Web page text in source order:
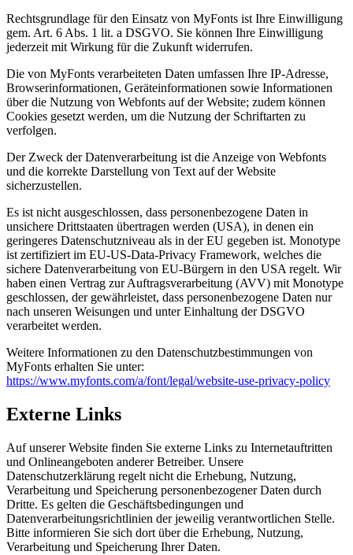
Rechtsgrundlage für den Einsatz von MyFonts ist Ihre Einwilligung
gem. Art. 6 Abs. 1 lit. a DSGVO. Sie können Ihre Einwilligung
jederzeit mit Wirkung für die Zukunft widerrufen.
Die von MyFonts verarbeiteten Daten umfassen Ihre IP-Adresse,
Browserinformationen, Geräteinformationen sowie Informationen
über die Nutzung von Webfonts auf der Website; zudem können
Cookies gesetzt werden, um die Nutzung der Schriftarten zu
verfolgen.
Der Zweck der Datenverarbeitung ist die Anzeige von Webfonts
und die korrekte Darstellung von Text auf der Website
sicherzustellen.
Es ist nicht ausgeschlossen, dass personenbezogene Daten in
unsichere Drittstaaten übertragen werden (USA), in denen ein
geringeres Datenschutzniveau als in der EU gegeben ist. Monotype
ist zertifiziert im EU-US-Data-Privacy Framework, welches die
sichere Datenverarbeitung von EU-Bürgern in den USA regelt. Wir
haben einen Vertrag zur Auftragsverarbeitung (AVV) mit Monotype
geschlossen, der gewährleistet, dass personenbezogene Daten nur
nach unseren Weisungen und unter Einhaltung der DSGVO
verarbeitet werden.
Weitere Informationen zu den Datenschutzbestimmungen von
MyFonts erhalten Sie unter:
https://www.myfonts.com/a/font/legal/website-use-privacy-policy
Externe Links
Auf unserer Website finden Sie externe Links zu Internetauftritten
und Onlineangeboten anderer Betreiber. Unsere
Datenschutzerklärung regelt nicht die Erhebung, Nutzung,
Verarbeitung und Speicherung personenbezogener Daten durch
Dritte. Es gelten die Geschäftsbedingungen und
Datenverarbeitungsrichtlinien der jeweilig verantwortlichen Stelle.
Bitte informieren Sie sich dort über die Erhebung, Nutzung,
Verarbeitung und Speicherung Ihrer Daten.